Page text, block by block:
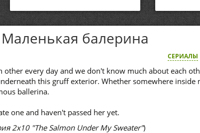
Маленькая балерина
СЕРИАЛЫ
every day and we don't know much about each
this gruff exterior. Whether somewhere inside
ballerina.
one and haven't passed her yet.
2x10 "The Salmon Under My Sweater")